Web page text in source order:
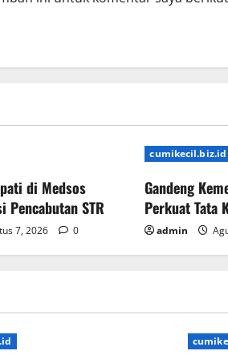
di Medsos
Pencabutan STR
7, 2026 0
cumikecil.biz.id
Gandeng
Perkuat Tata
admin